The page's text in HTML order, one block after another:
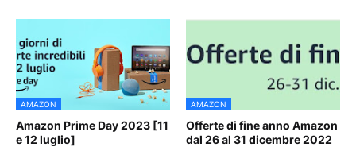
AMAZON
Amazon Prime Day 2023 [11
e 12 luglio]
AMAZON
Offerte di fine anno Amazon
dal 26 al 31 dicembre 2022